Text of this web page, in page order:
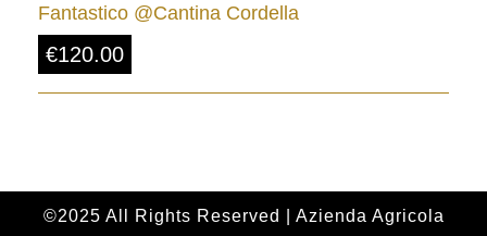
0
€
.
Fantastico @Cantina Cordella
€120.00
©2025 All Rights Reserved | Azienda Agricola